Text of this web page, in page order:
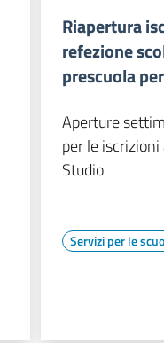
Riapertura
refezione
prescuola
Aperture
per le
Studio
Servizi per le